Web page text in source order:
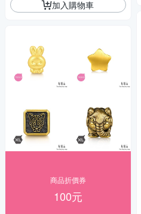
加入購物車
商品折價券
100元